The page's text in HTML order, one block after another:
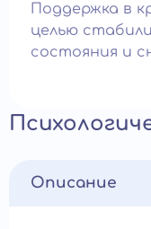
Поддержка в
целью
состояния и
Описание